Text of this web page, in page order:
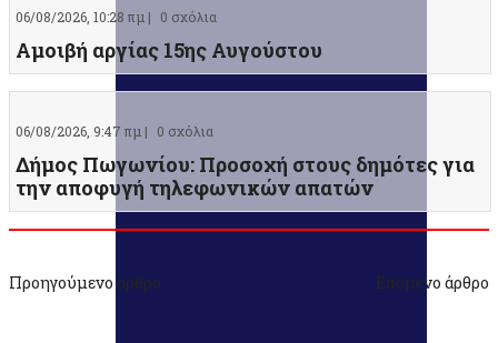
06/08/2026, 10:28 πμ | 0 σχόλια
Αμοιβή αργίας 15ης Αυγούστου
06/08/2026, 9:47 πμ | 0 σχόλια
Δήμος Πωγωνίου: Προσοχή στους δημότες για
την αποφυγή τηλεφωνικών απατών
Προηγούμενο άρθρο Επόμενο άρθρο